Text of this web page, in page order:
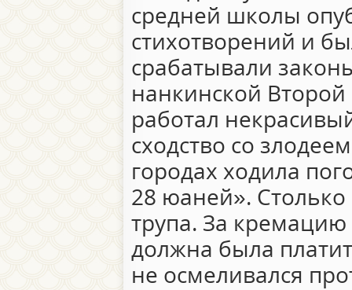
средней школы
стихотворений и
срабатывали
нанкинской
работал
сходство со
городах ходила
28 юаней».
трупа. За
должна была
не осмеливался